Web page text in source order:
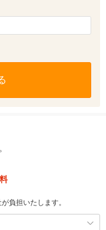
負担いたします。